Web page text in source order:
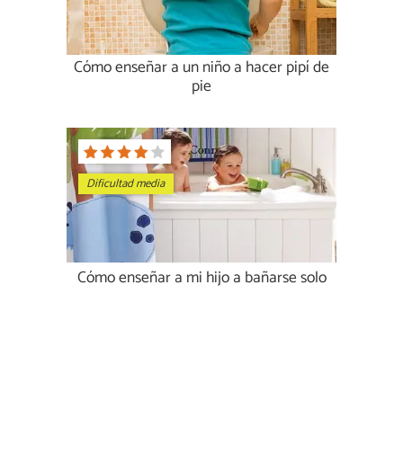
Cómo enseñar a un niño a hacer pipí de
pie
Dificultad media
Cómo enseñar a mi hijo a bañarse solo